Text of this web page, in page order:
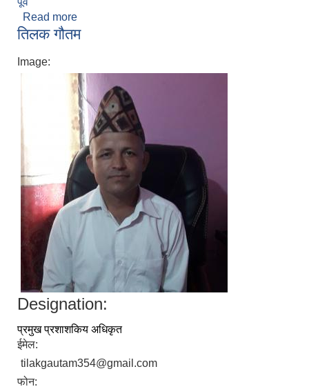
Read more
तिलक गौतम
Image:
Designation:
प्रमुख प्रशाशकिय अधिकृत
ईमेल:
tilakgautam354@gmail.com
फोन: